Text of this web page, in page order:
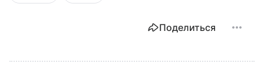
Поделиться